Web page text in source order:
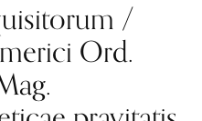
/
Ord.